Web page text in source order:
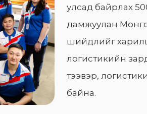
улсад байрлах
дамжуулан
шийдлийг
логистикийн
тээвэр,
байна.